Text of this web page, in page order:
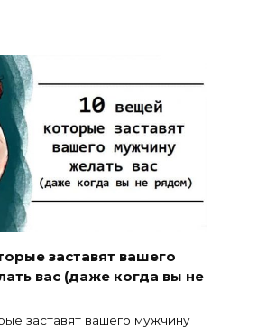
заставят вашего
вас (даже когда вы не
заставят вашего мужчину